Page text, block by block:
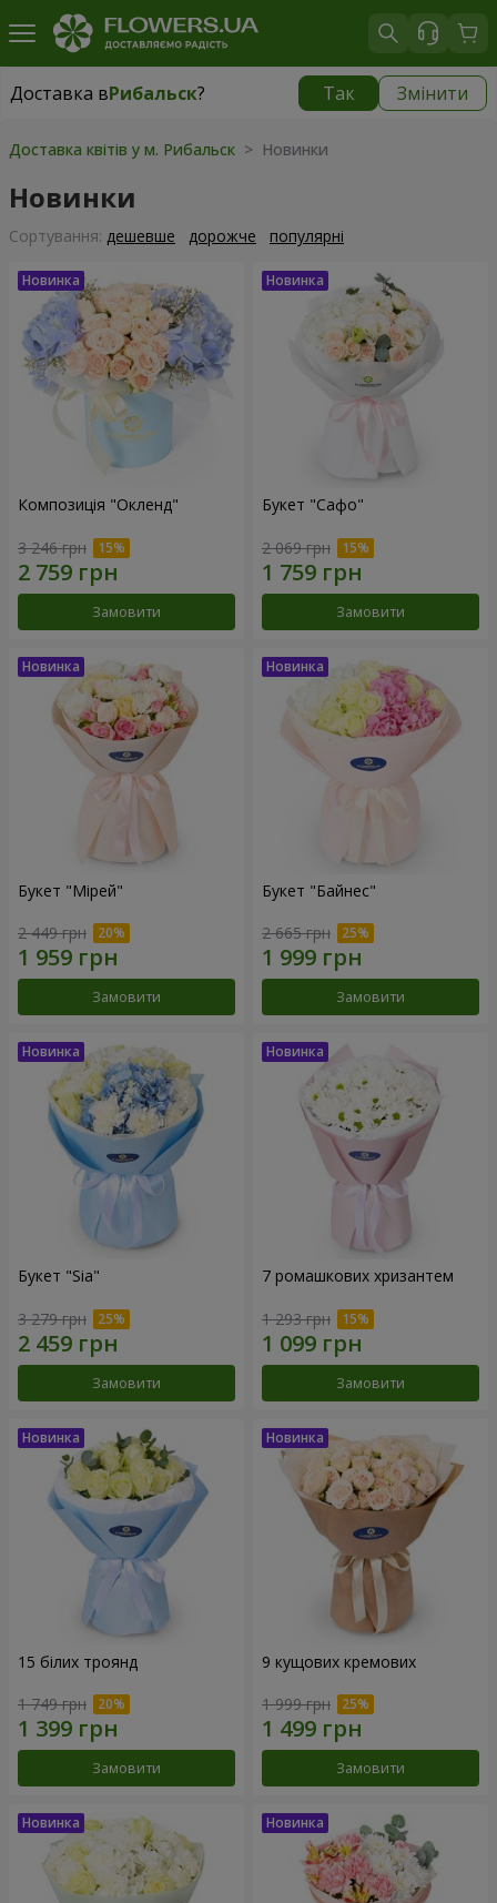
Доставка вРибальск? Так Змінити
Доставка вРибальск|
Доставка квітів у м. Рибальск > Новинки
Новинки
Сортування: дешевше дорожче популярні
Композиція "Окленд"
3 246 грн
Замовити
Букет "Сафо"
2 069 грн
Замовити
Букет "Мірей"
2 449 грн
Замовити
Букет "Байнес"
2 665 грн
Замовити
Букет "Sia"
3 279 грн
Замовити
7 ромашкових хризантем
1 293 грн
Замовити
15 білих троянд
1 749 грн
Замовити
9 кущових кремових
1 999 грн
Замовити